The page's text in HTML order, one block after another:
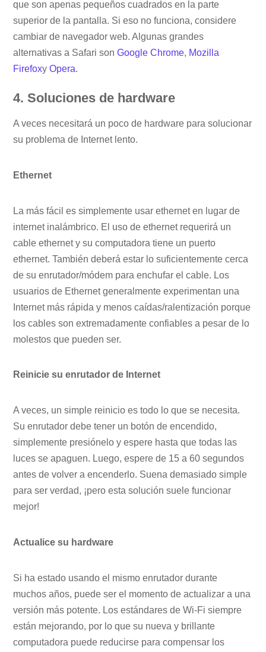
que son apenas pequeños cuadrados en la parte
superior de la pantalla. Si eso no funciona, considere
cambiar de navegador web. Algunas grandes
alternativas a Safari sonGoogle Chrome, Mozilla
FirefoxyOpera.
4. Soluciones de hardware
A veces necesitará un poco de hardware para solucionar
su problema de Internet lento.
Ethernet
La más fácil es simplemente usar ethernet en lugar de
internet inalámbrico. El uso de ethernet requerirá un
cable ethernet y su computadora tiene un puerto
ethernet. También deberá estar lo suficientemente cerca
de su enrutador/módem para enchufar el cable. Los
usuarios de Ethernet generalmente experimentan una
Internet más rápida y menos caídas/ralentización porque
los cables son extremadamente confiables a pesar de lo
molestos que pueden ser.
Reinicie su enrutador de Internet
A veces, un simple reinicio es todo lo que se necesita.
Su enrutador debe tener un botón de encendido,
simplemente presiónelo y espere hasta que todas las
luces se apaguen. Luego, espere de 15 a 60 segundos
antes de volver a encenderlo. Suena demasiado simple
para ser verdad, ¡pero esta solución suele funcionar
mejor!
Actualice su hardware
Si ha estado usando el mismo enrutador durante
muchos años, puede ser el momento de actualizar a una
versión más potente. Los estándares de Wi-Fi siempre
están mejorando, por lo que su nueva y brillante
computadora puede reducirse para compensar los